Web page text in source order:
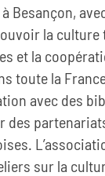
Besançon,
la
et la
toute la
avec des
des
sur la